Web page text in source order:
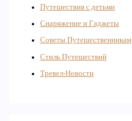
Путешествия с детьми
Снаряжение и Гаджеты
Советы Путешественникам
Стиль Путешествий
Тревел-Новости